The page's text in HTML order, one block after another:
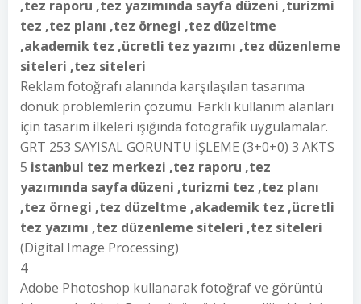
,tez raporu ,tez yazımında sayfa düzeni ,turizmi
tez ,tez planı ,tez örnegi ,tez düzeltme
,akademik tez ,ücretli tez yazımı ,tez düzenleme
siteleri ,tez siteleri
Reklam fotoğrafı alanında karşılaşılan tasarıma
dönük problemlerin çözümü. Farklı kullanım alanları
için tasarım ilkeleri ışığında fotografik uygulamalar.
GRT 253 SAYISAL GÖRÜNTÜ İŞLEME (3+0+0) 3 AKTS
5 istanbul tez merkezi ,tez raporu ,tez
yazımında sayfa düzeni ,turizmi tez ,tez planı
,tez örnegi ,tez düzeltme ,akademik tez ,ücretli
tez yazımı ,tez düzenleme siteleri ,tez siteleri
(Digital Image Processing)
4
Adobe Photoshop kullanarak fotoğraf ve görüntü